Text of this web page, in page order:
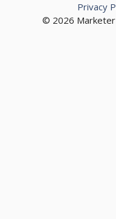
© 2026 Marketer
Privacy